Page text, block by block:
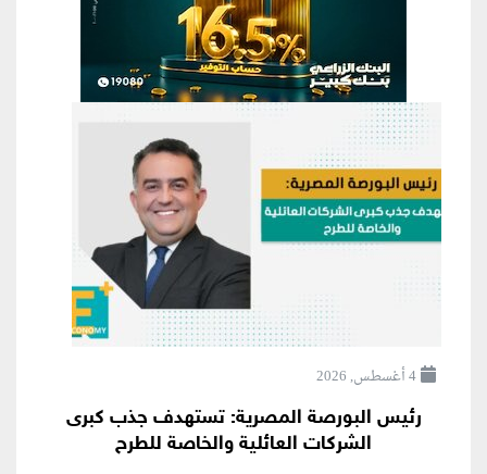
4 أغسطس, 2026
رئيس البورصة المصرية: تستهدف جذب كبرى
الشركات العائلية والخاصة للطرح